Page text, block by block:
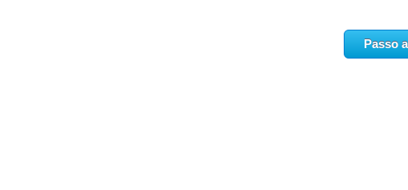
Passo